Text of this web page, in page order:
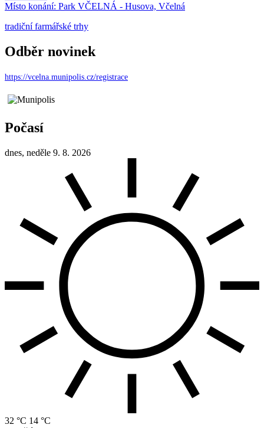
Místo konání: Park VČELNÁ - Husova, Včelná
tradiční farmářské trhy
Odběr novinek
https://vcelna.munipolis.cz/registrace
Počasí
dnes, neděle 9. 8. 2026
32 °C 14 °C